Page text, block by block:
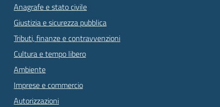
Anagrafe e stato civile
Giustizia e sicurezza pubblica
Tributi, finanze e contravvenzioni
Cultura e tempo libero
Ambiente
Imprese e commercio
Autorizzazioni